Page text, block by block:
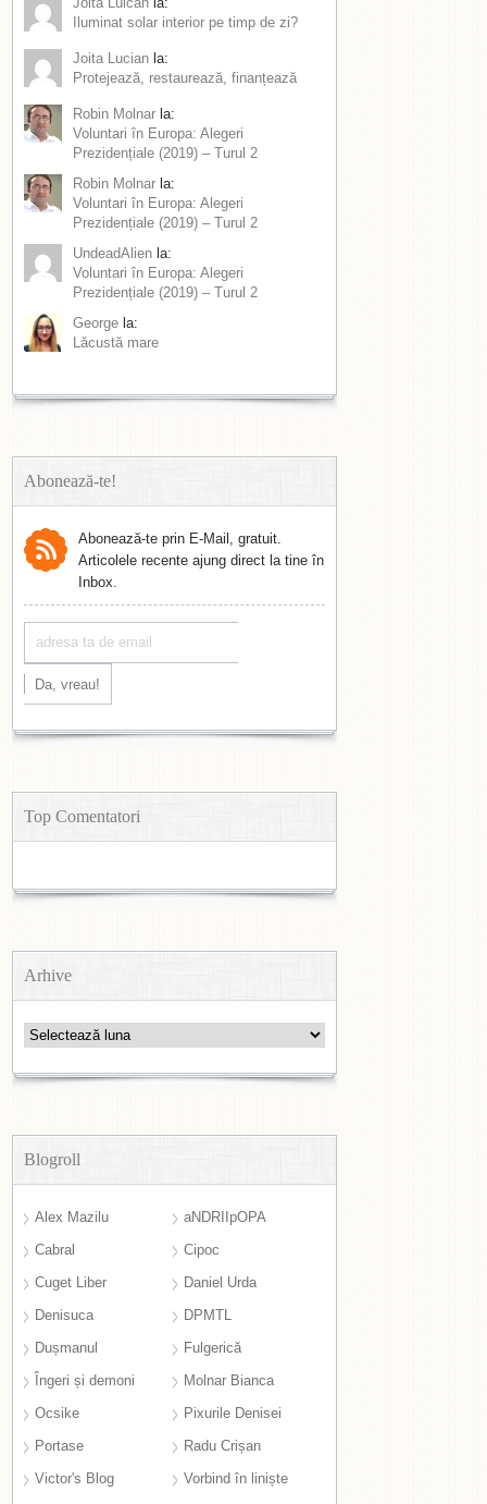
Iluminat solar interior pe timp de zi?
Joita Lucian la:
Protejează, restaurează, finanțează
Robin Molnar la:
Voluntari în Europa: Alegeri
Prezidențiale (2019) – Turul 2
Robin Molnar la:
Voluntari în Europa: Alegeri
Prezidențiale (2019) – Turul 2
UndeadAlien la:
Voluntari în Europa: Alegeri
Prezidențiale (2019) – Turul 2
George la:
Lăcustă mare
Abonează-te!
Abonează-te prin E-Mail, gratuit.
Articolele recente ajung direct la tine în
Inbox.
Top Comentatori
Arhive
Arhive
Blogroll
Alex Mazilu
aNDRIIpOPA
Cabral
Cipoc
Cuget Liber
Daniel Urda
Denisuca
DPMTL
Dușmanul
Fulgerică
Îngeri și demoni
Molnar Bianca
Ocsike
Pixurile Denisei
Portase
Radu Crișan
Victor's Blog
Vorbind în liniște